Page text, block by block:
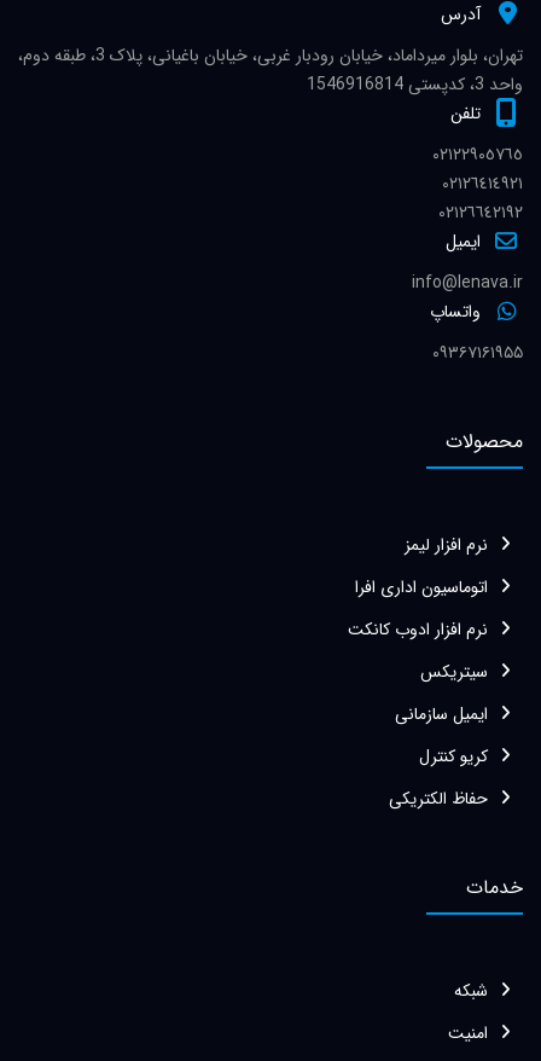
آدرس
تهران، بلوار میرداماد، خیابان رودبار غربی، خیابان باغیانی، پلاک 3، طبقه دوم،
واحد 3، کدپستی 1546916814
تلفن
٠٢١٢٢٩٠٥٧٦٥
٠٢١٢٦٤١٤٩٢١
٠٢١٢٦٦٤٢١٩٢
ایمیل
info@lenava.ir
واتساپ
۰۹۳۶۷۱۶۱۹۵۵
محصولات
نرم افزار لیمز
اتوماسیون اداری افرا
نرم افزار ادوب کانکت
سیتریکس
ایمیل سازمانی
کریو کنترل
حفاظ الکتریکی
خدمات
شبکه
امنیت